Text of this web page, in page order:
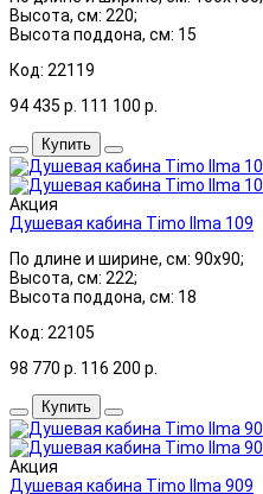
Высота, см: 220;
Высота поддона, см: 15
Код: 22119
94 435 р. 111 100 р.
Купить
Акция
Душевая кабина Timo Ilma 109
По длине и ширине, см: 90x90;
Высота, см: 222;
Высота поддона, см: 18
Код: 22105
98 770 р. 116 200 р.
Купить
Акция
Душевая кабина Timo Ilma 909